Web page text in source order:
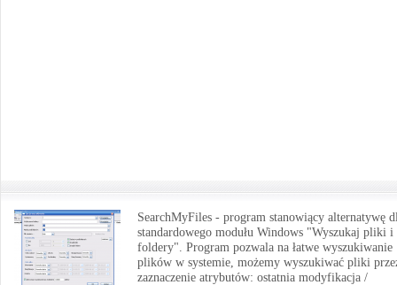
SearchMyFiles - program stanowiący alternatywę
standardowego modułu Windows "Wyszukaj pliki i
foldery". Program pozwala na łatwe wyszukiwanie
plików w systemie, możemy wyszukiwać pliki
zaznaczenie atrybutów: ostatnia modyfikacja /